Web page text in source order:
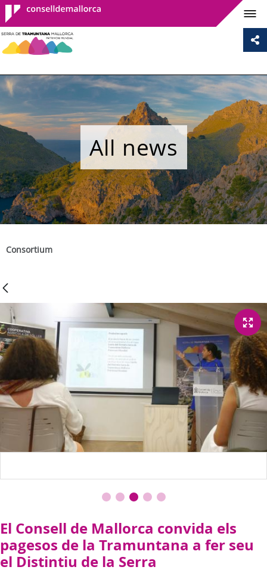
Consell de
Mallorca
All news
Consortium
El Consell de Mallorca convida els
pagesos de la Tramuntana a fer seu
el Distintiu de la Serra